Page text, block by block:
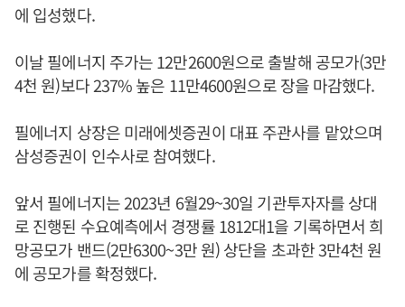
에 입성했다.
이날 필에너지 주가는 12만2600원으로 출발해 공모가(3만
4천 원)보다 237% 높은 11만4600원으로 장을 마감했다.
필에너지 상장은 미래에셋증권이 대표 주관사를 맡았으며
삼성증권이 인수사로 참여했다.
앞서 필에너지는 2023년 6월29~30일 기관투자자를 상대
로 진행된 수요예측에서 경쟁률 1812대1을 기록하면서 희
망공모가 밴드(2만6300~3만 원) 상단을 초과한 3만4천 원
에 공모가를 확정했다.